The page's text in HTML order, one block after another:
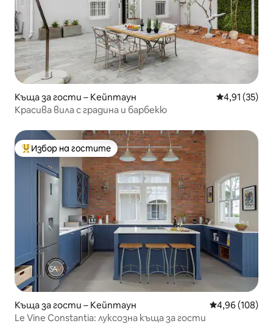
Къща за гости – Кейптаун Средна
4,91 (35)
Красива вила с градина и барбекю
Най-популярен избор на гостите
Избор на гостите
Къща за гости – Кейптаун Средна
4,96 (108)
Le Vine Constantia: луксозна къща за гости